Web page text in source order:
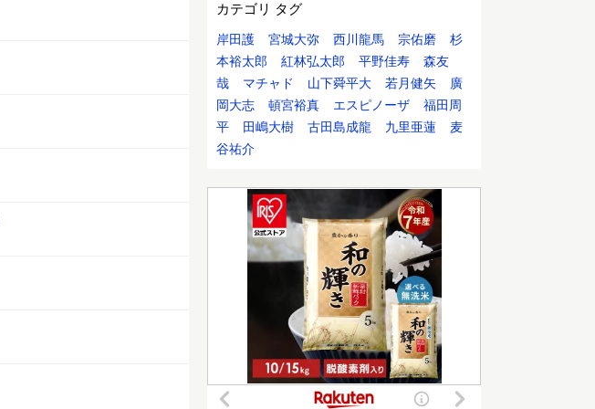
カテゴリ タグ
岸田護 宮城大弥 西川龍馬 宗佑磨
杉
本裕太郎
紅林弘太郎 平野佳寿
森友
哉
マチャド 山下舜平大 若月健矢
廣
岡大志
頓宮裕真 エスピノーザ
福田周
平
田嶋大樹 古田島成龍 九里亜蓮
麦
谷祐介